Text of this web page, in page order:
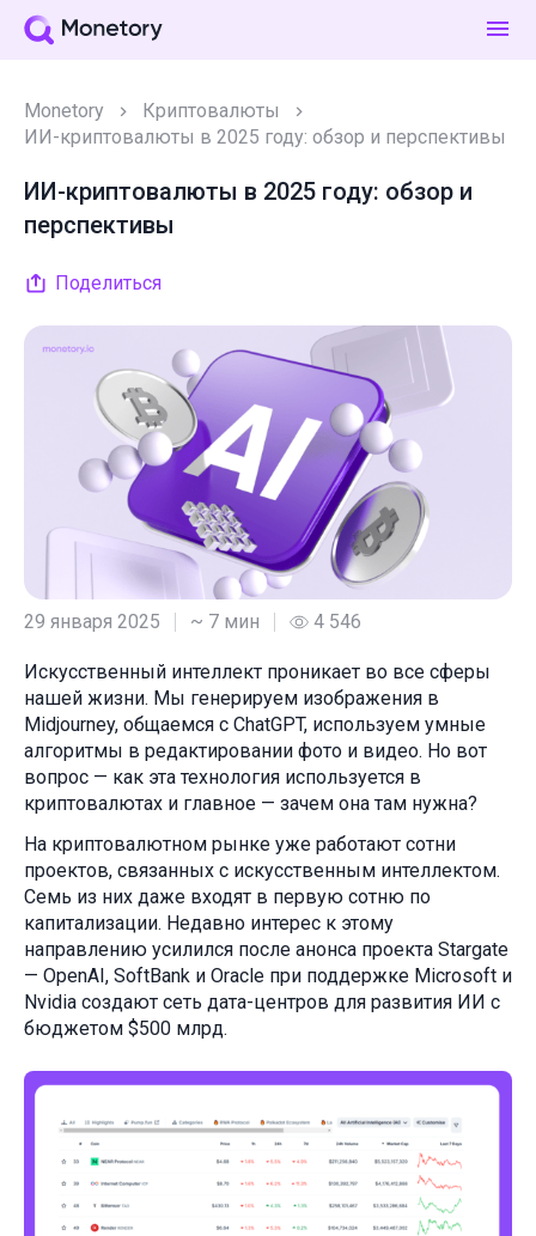
Monetory
Криптовалюты
ИИ-криптовалюты в 2025 году: обзор и перспективы
ИИ-криптовалюты в 2025 году: обзор и
перспективы
Поделиться
29 января 2025 ~ 7 мин 4 546
Искусственный интеллект проникает во все сферы
нашей жизни. Мы генерируем изображения в
Midjourney, общаемся с ChatGPT, используем умные
алгоритмы в редактировании фото и видео. Но вот
вопрос — как эта технология используется в
криптовалютах и главное — зачем она там нужна?
На криптовалютном рынке уже работают сотни
проектов, связанных с искусственным интеллектом.
Семь из них даже входят в первую сотню по
капитализации. Недавно интерес к этому
направлению усилился после анонса проекта Stargate
— OpenAI, SoftBank и Oracle при поддержке Microsoft и
Nvidia создают сеть дата-центров для развития ИИ с
бюджетом $500 млрд.